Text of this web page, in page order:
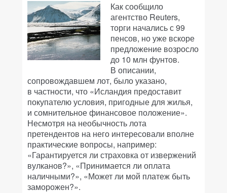
Как сообщило
агентство Reuters,
торги начались с 99
пенсов, но уже вскоре
предложение возросло
до 10 млн фунтов.
В описании,
сопровождавшем лот, было указано,
в частности, что «Исландия предоставит
покупателю условия, пригодные для жилья,
и сомнительное финансовое положение».
Несмотря на необычность лота
претендентов на него интересовали вполне
практические вопросы, например:
«Гарантируется ли страховка от извержений
вулканов?», «Принимается ли оплата
наличными?», «Может ли мой платеж быть
заморожен?».